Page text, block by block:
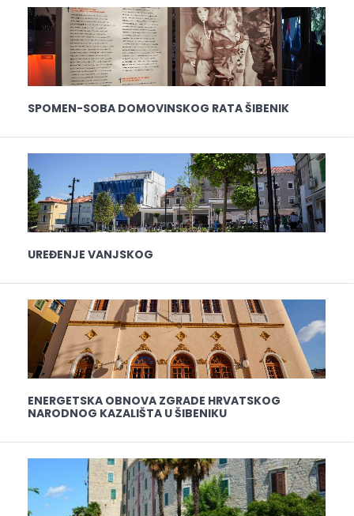
SPOMEN-SOBA DOMOVINSKOG RATA ŠIBENIK
UREĐENJE VANJSKOG
ENERGETSKA OBNOVA ZGRADE HRVATSKOG
NARODNOG KAZALIŠTA U ŠIBENIKU